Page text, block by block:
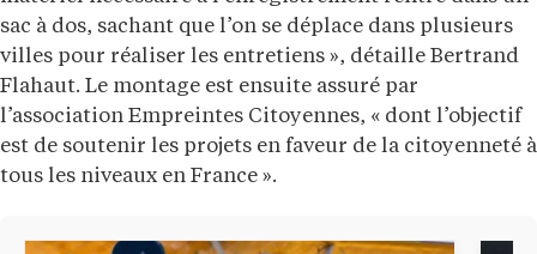
sac à dos, sachant que l’on se déplace dans plusieurs
villes pour réaliser les entretiens », détaille Bertrand
Flahaut. Le montage est ensuite assuré par
l’association Empreintes Citoyennes, « dont l’objectif
est de soutenir les projets en faveur de la citoyenneté à
tous les niveaux en France ».